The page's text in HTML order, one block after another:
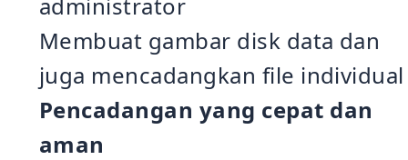
Membuat gambar disk data dan
juga mencadangkan file individual
Pencadangan yang cepat dan
aman